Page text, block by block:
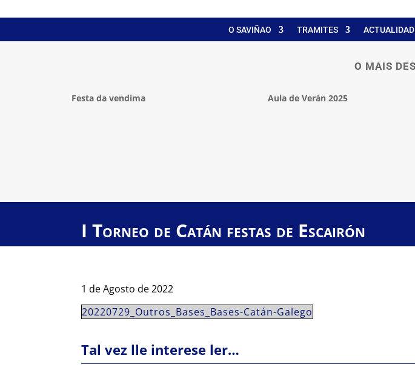
O SAVIÑAO TRAMITES
O MAIS
Festa da vendima Aula de Verán 2025
I Torneo de Catán festas de Escairón
1 de Agosto de 2022
20220729_Outros_Bases_Bases-Catán-Galego
Tal vez lle interese ler…